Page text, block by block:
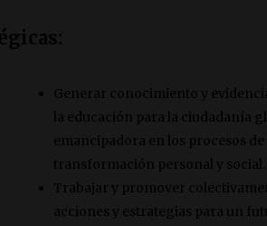
Generar conocimiento y
la educación para la ciudadanía
emancipadora en los procesos de
transformación personal y social.
Trabajar y promover
acciones y estrategias para un